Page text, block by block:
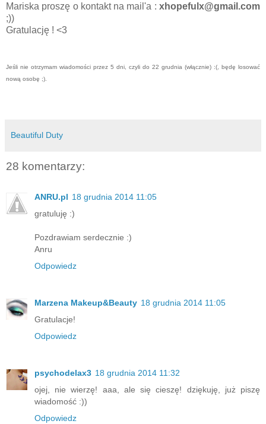
Mariska proszę o kontakt na mail'a : xhopefulx@gmail.com
;))
Gratulację ! <3
Jeśli nie otrzymam wiadomości przez 5 dni, czyli do 22 grudnia (włącznie) :(, będę losować
nową osobę ;).
Beautiful Duty
28 komentarzy:
ANRU.pl 18 grudnia 2014 11:05
gratuluję :)
Pozdrawiam serdecznie :)
Anru
Odpowiedz
Marzena Makeup&Beauty 18 grudnia 2014 11:05
Gratulacje!
Odpowiedz
psychodelax3 18 grudnia 2014 11:32
ojej, nie wierzę! aaa, ale się cieszę! dziękuję, już piszę
wiadomość :))
Odpowiedz